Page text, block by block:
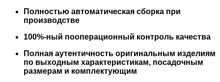
Полностью автоматическая сборка при
производстве
100%-ный пооперационный контроль качества
Полная аутентичность оригинальным изделиям
по выходным характеристикам, посадочным
размерам и комплектующим